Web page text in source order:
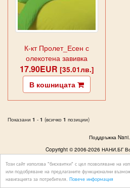
Този сайт използва "бисквитки" с цел позволяване на
или подобряване на предлаганите функционални
навигацията за потребителя. Повече информация
К-кт Пролет_Есен с
олекотена завивка
жълто и зелено
17.90EUR [35.01лв.]
В кошницата
Показани 1 - 1 (всичко 1 позиции)
Поддръжка
Copyright © 2006-2026 НАНИ.БГ